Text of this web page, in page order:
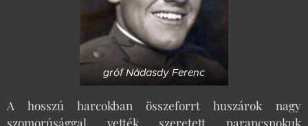
gróf Nádasdy Ferenc
A hosszú harcokban összeforrt huszárok nagy
szomorúsággal vették szeretett parancsnokuk